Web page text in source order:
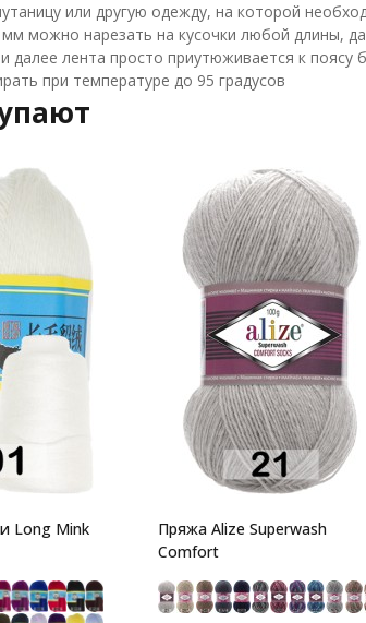
или другую одежду, на которой
можно нарезать на кусочки любой длины,
лента просто приутюживается к поясу
при температуре до 95 градусов
Long Mink
Пряжа Alize Superwash
Comfort